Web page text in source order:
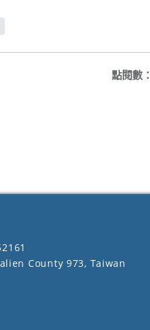
點閱數：
County 973, Taiwan